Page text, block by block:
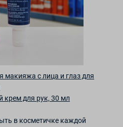
макияжа с лица и глаз для
крем для рук, 30 мл
в косметичке каждой